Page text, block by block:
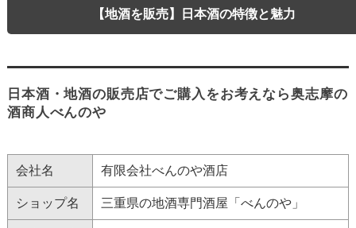
【地酒を販売】日本酒の特徴と魅力
日本酒・地酒の販売店でご購入をお考えなら奥志摩の
酒商人べんのや
会社名 有限会社べんのや酒店
ショップ名 三重県の地酒専門酒屋「べんのや」